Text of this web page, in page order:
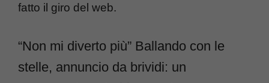
fatto il giro del web.
“Non mi diverto più” Ballando con le
stelle, annuncio da brividi: un